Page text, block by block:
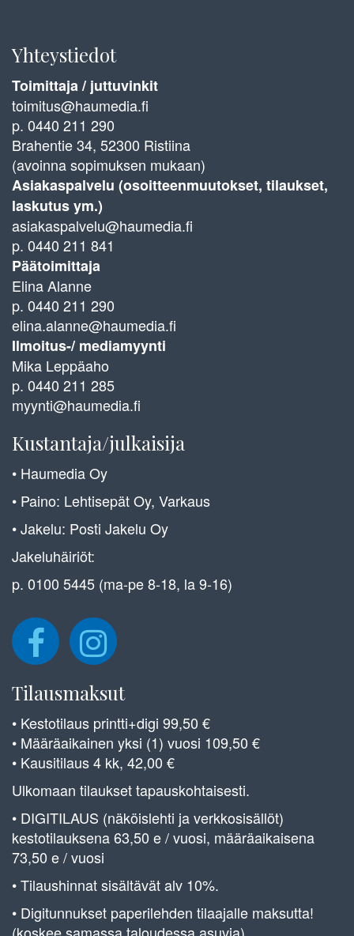
Yhteystiedot
Toimittaja / juttuvinkit
toimitus@haumedia.fi
p. 0440 211 290
Brahentie 34, 52300 Ristiina
(avoinna sopimuksen mukaan)
Asiakaspalvelu (osoitteenmuutokset, tilaukset,
laskutus ym.)
asiakaspalvelu@haumedia.fi
p. 0440 211 841
Päätoimittaja
Elina Alanne
p. 0440 211 290
elina.alanne@haumedia.fi
Ilmoitus-/ mediamyynti
Mika Leppäaho
p. 0440 211 285
myynti@haumedia.fi
Kustantaja/julkaisija
• Haumedia Oy
• Paino: Lehtisepät Oy, Varkaus
• Jakelu: Posti Jakelu Oy
Jakeluhäiriöt:
p. 0100 5445 (ma-pe 8-18, la 9-16)
Tilausmaksut
• Kestotilaus printti+digi 99,50 €
• Määräaikainen yksi (1) vuosi 109,50 €
• Kausitilaus 4 kk, 42,00 €
Ulkomaan tilaukset tapauskohtaisesti.
• DIGITILAUS (näköislehti ja verkkosisällöt)
kestotilauksena 63,50 e / vuosi, määräaikaisena
73,50 e / vuosi
• Tilaushinnat sisältävät alv 10%.
• Digitunnukset paperilehden tilaajalle maksutta!
(koskee samassa taloudessa asuvia)